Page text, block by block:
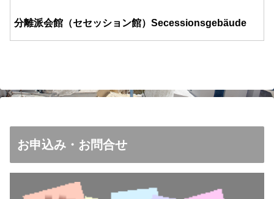
分離派会館（セセッション館）Secessionsgebäude
お申込み・お問合せ